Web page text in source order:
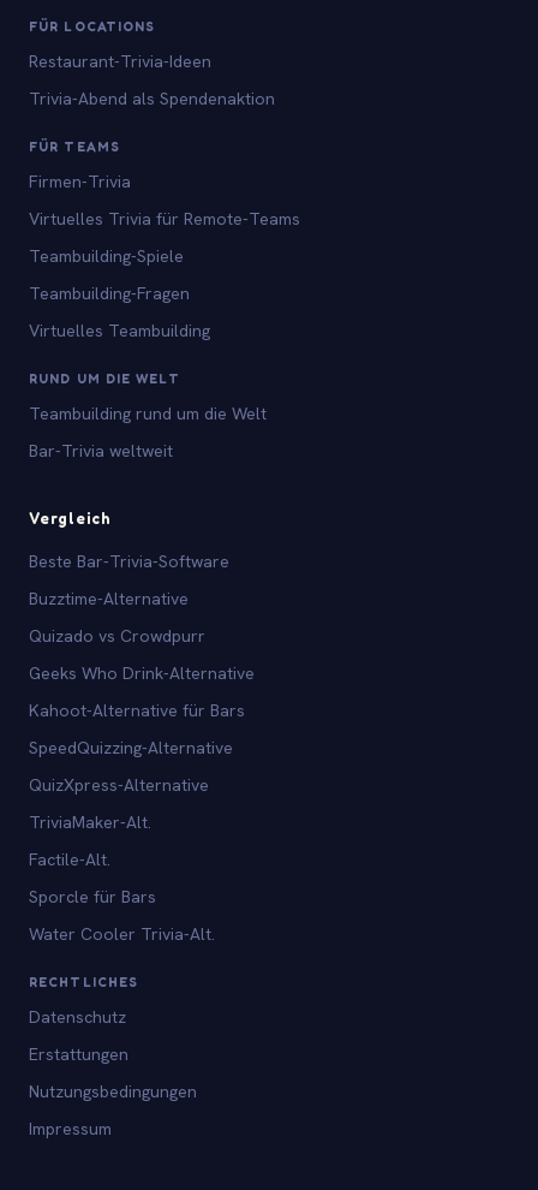
FÜR LOCATIONS
Restaurant-Trivia-Ideen
Trivia-Abend als Spendenaktion
FÜR TEAMS
Firmen-Trivia
Virtuelles Trivia für Remote-Teams
Teambuilding-Spiele
Teambuilding-Fragen
Virtuelles Teambuilding
RUND UM DIE WELT
Teambuilding rund um die Welt
Bar-Trivia weltweit
Vergleich
Beste Bar-Trivia-Software
Buzztime-Alternative
Quizado vs Crowdpurr
Geeks Who Drink-Alternative
Kahoot-Alternative für Bars
SpeedQuizzing-Alternative
QuizXpress-Alternative
TriviaMaker-Alt.
Factile-Alt.
Sporcle für Bars
Water Cooler Trivia-Alt.
RECHTLICHES
Datenschutz
Erstattungen
Nutzungsbedingungen
Impressum